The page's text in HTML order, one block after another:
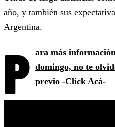
año, y también sus
Argentina.
P
ara más
domingo, no te
previo -Click Acá-